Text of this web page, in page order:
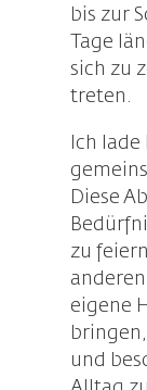
bis zur
Tage
sich zu
treten.
Ich
Diese
zu
eigene
und